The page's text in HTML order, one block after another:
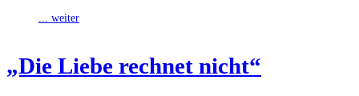
... weiter
„Die Lie­be rech­net nicht“